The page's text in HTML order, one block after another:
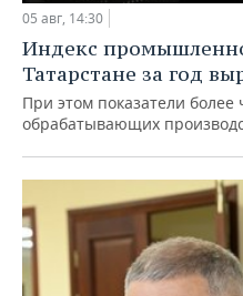
05 авг, 14:30
Индекс
Татарстане за год
При этом показатели
обрабатывающих